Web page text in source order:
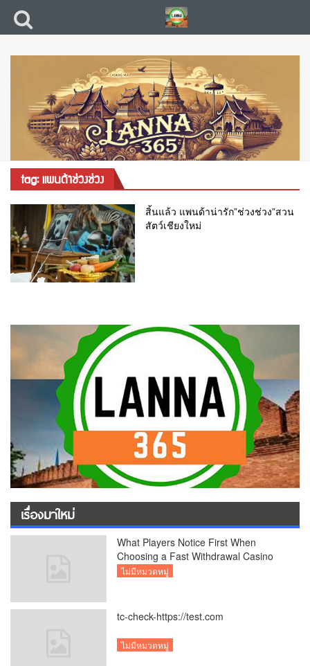
tag: แพนด้าช่วงช่วง
สิ้นแล้ว แพนด้าน่ารัก”ช่วงช่วง”สวน
สัตว์เชียงใหม่
เรื่องมาใหม่
What Players Notice First When
Choosing a Fast Withdrawal Casino
UK
ไม่มีหมวดหมู่
tc-check-https://test.com
ไม่มีหมวดหมู่